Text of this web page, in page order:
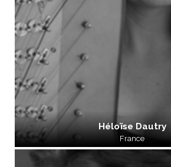
Héloïse Dautry
France